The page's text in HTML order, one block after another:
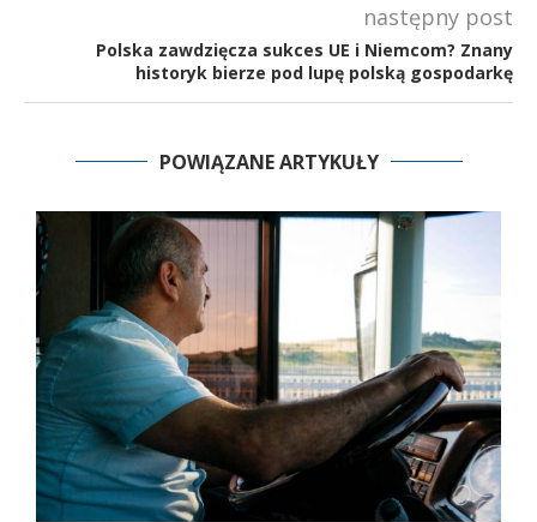
następny post
Polska zawdzięcza sukces UE i Niemcom? Znany
historyk bierze pod lupę polską gospodarkę
POWIĄZANE ARTYKUŁY